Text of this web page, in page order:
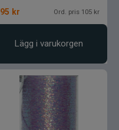
95 kr Ord. pris 105 kr
Lägg i varukorgen